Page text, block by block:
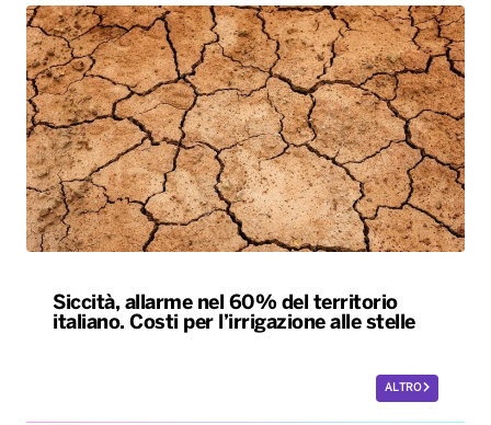
Siccità, allarme nel 60% del territorio
italiano. Costi per l’irrigazione alle stelle
ALTRO